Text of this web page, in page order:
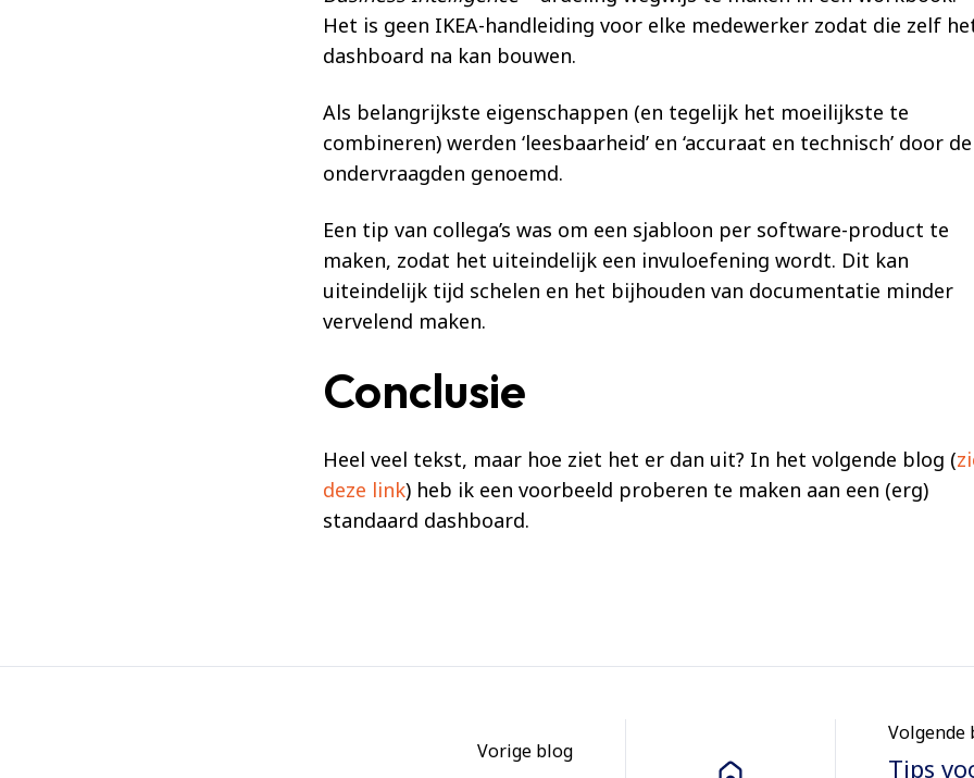
Het is geen IKEA-handleiding voor elke medewerker zodat die zelf
dashboard na kan bouwen.
Als belangrijkste eigenschappen (en tegelijk het moeilijkste te
combineren) werden ‘leesbaarheid’ en ‘accuraat en technisch’ door de
ondervraagden genoemd.
Een tip van collega’s was om een sjabloon per software-product te
maken, zodat het uiteindelijk een invuloefening wordt. Dit kan
uiteindelijk tijd schelen en het bijhouden van documentatie minder
vervelend maken.
Conclusie
Heel veel tekst, maar hoe ziet het er dan uit? In het volgende blog (
deze link) heb ik een voorbeeld proberen te maken aan een (erg)
standaard dashboard.
Vorige blog
Volgende
Tips